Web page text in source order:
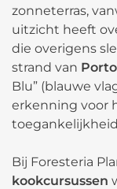
zonneterras,
uitzicht heeft
die overigens
strand van
Blu” (blauwe
erkenning voor
Bij Foresteria
kookcursussen